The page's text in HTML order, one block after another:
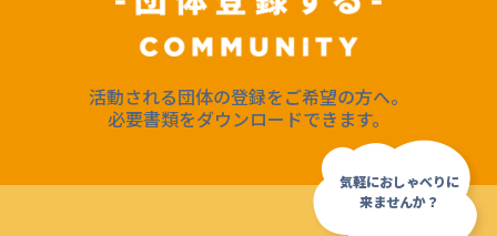
活動される団体の登録をご希望の方へ。
必要書類をダウンロードできます。